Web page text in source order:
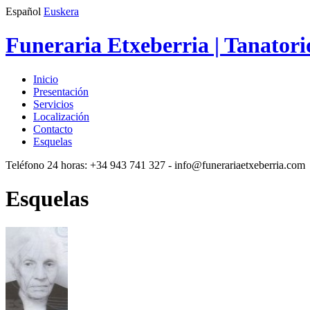
Español Euskera
Funeraria Etxeberria |
Inicio
Presentación
Servicios
Localización
Contacto
Esquelas
Teléfono 24 horas: +34 943 741 327 - info@funerariaetxeberria.com
Esquelas